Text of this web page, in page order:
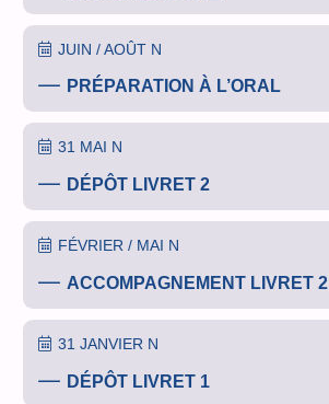
JUIN / AOÛT N
PRÉPARATION À L’ORAL
31 MAI N
DÉPÔT LIVRET 2
FÉVRIER / MAI N
ACCOMPAGNEMENT LIVRET 2
31 JANVIER N
DÉPÔT LIVRET 1